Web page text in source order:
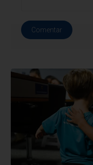
Comentar